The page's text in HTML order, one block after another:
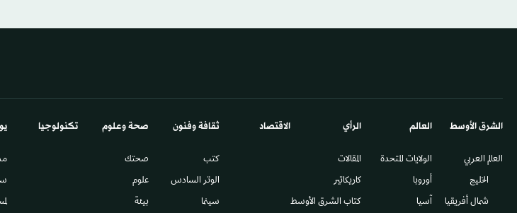
الشرق الأوسط​
العالم العربي
الخليج
شمال أفريقيا
العالم
الولايات المتحدة
أوروبا
آسيا
الرأي
المقالات
كاريكاتير
كتاب الشرق الأوسط
الاقتصاد ثقافة وفنون
كتب
الوتر السادس​
سينما
صحة وعلوم
صحتك
علوم
بيئة
تكنولوجيا